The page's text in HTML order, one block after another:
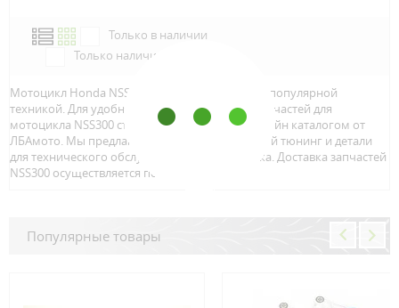
Только в наличии
Только наличие м.Аэропорт
Мотоцикл Honda NSS300 является достаточно популярной
техникой. Для удобного и быстрого поиска запчастей для
мотоцикла NSS300 стоит воспользоваться онлайн каталогом от
ЛБАмото. Мы предлагаем только качественный тюнинг и детали
для технического обслуживание вашего байка. Доставка запчастей
NSS300 осуществляется по всей Росcии.
Популярные товары